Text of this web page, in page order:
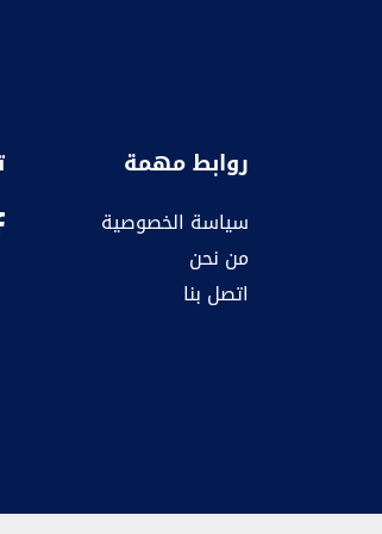
روابط مهمة
سياسة الخصوصية
من نحن
اتصل بنا